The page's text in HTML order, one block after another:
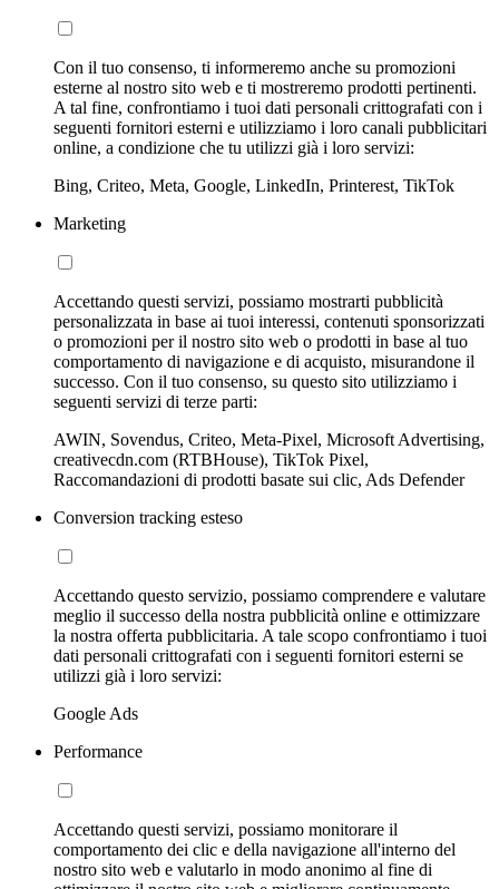
Con il tuo consenso, ti informeremo anche su promozioni
esterne al nostro sito web e ti mostreremo prodotti pertinenti.
A tal fine, confrontiamo i tuoi dati personali crittografati con i
seguenti fornitori esterni e utilizziamo i loro canali pubblicitari
online, a condizione che tu utilizzi già i loro servizi:
Bing, Criteo, Meta, Google, LinkedIn, Printerest, TikTok
Marketing
Accettando questi servizi, possiamo mostrarti pubblicità
personalizzata in base ai tuoi interessi, contenuti sponsorizzati
o promozioni per il nostro sito web o prodotti in base al tuo
comportamento di navigazione e di acquisto, misurandone il
successo. Con il tuo consenso, su questo sito utilizziamo i
seguenti servizi di terze parti:
AWIN, Sovendus, Criteo, Meta-Pixel, Microsoft Advertising,
creativecdn.com (RTBHouse), TikTok Pixel,
Raccomandazioni di prodotti basate sui clic, Ads Defender
Conversion tracking esteso
Accettando questo servizio, possiamo comprendere e valutare
meglio il successo della nostra pubblicità online e ottimizzare
la nostra offerta pubblicitaria. A tale scopo confrontiamo i tuoi
dati personali crittografati con i seguenti fornitori esterni se
utilizzi già i loro servizi:
Google Ads
Performance
Accettando questi servizi, possiamo monitorare il
comportamento dei clic e della navigazione all'interno del
nostro sito web e valutarlo in modo anonimo al fine di